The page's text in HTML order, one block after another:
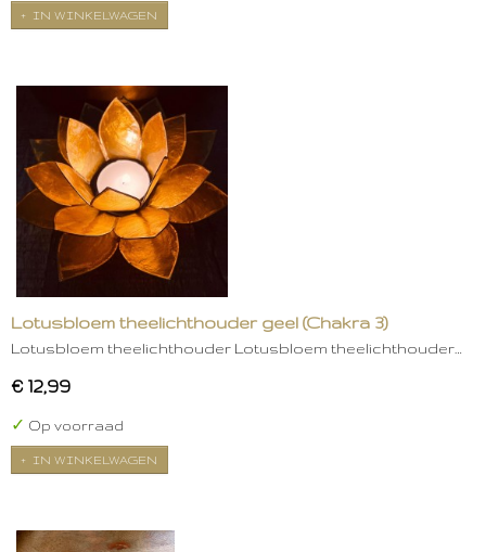
IN WINKELWAGEN
Lotusbloem theelichthouder geel (Chakra 3)
Lotusbloem theelichthouder Lotusbloem theelichthouder…
€ 12,99
✓ Op voorraad
IN WINKELWAGEN